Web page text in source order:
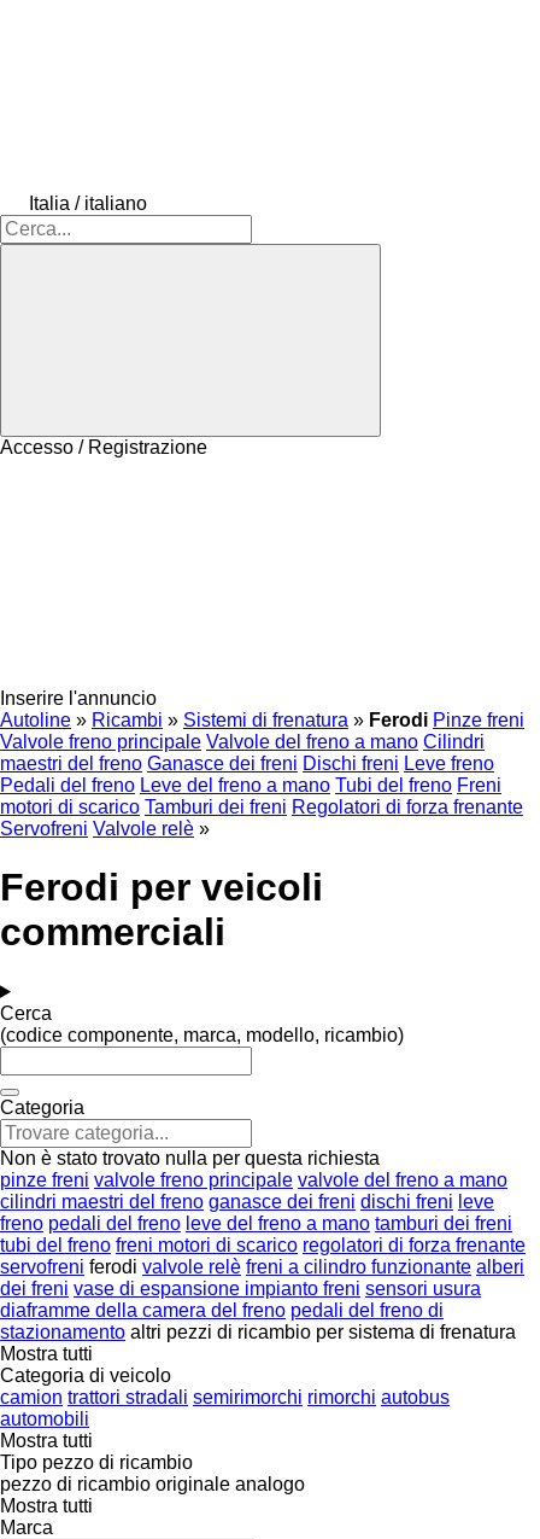
Italia / italiano
Accesso / Registrazione
Inserire l'annuncio
Autoline » Ricambi » Sistemi di frenatura » Ferodi Pinze freni
Valvole freno principale Valvole del freno a mano Cilindri
maestri del freno Ganasce dei freni Dischi freni Leve freno
Pedali del freno Leve del freno a mano Tubi del freno Freni
motori di scarico Tamburi dei freni Regolatori di forza frenante
Servofreni Valvole relè »
Ferodi per veicoli
commerciali
Cerca
(codice componente, marca, modello, ricambio)
Categoria
Non è stato trovato nulla per questa richiesta
pinze freni valvole freno principale valvole del freno a mano
cilindri maestri del freno ganasce dei freni dischi freni leve
freno pedali del freno leve del freno a mano tamburi dei freni
tubi del freno freni motori di scarico regolatori di forza frenante
servofreni ferodi valvole relè freni a cilindro funzionante alberi
dei freni vase di espansione impianto freni sensori usura
diaframme della camera del freno pedali del freno di
stazionamento altri pezzi di ricambio per sistema di frenatura
Mostra tutti
Categoria di veicolo
camion trattori stradali semirimorchi rimorchi autobus
automobili
Mostra tutti
Tipo pezzo di ricambio
pezzo di ricambio originale analogo
Mostra tutti
Marca